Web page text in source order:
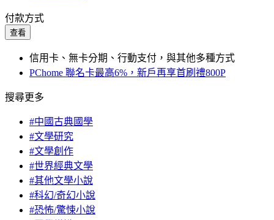
付款方式
查看
信用卡、無卡分期、行動支付，與其他多種方式
PChome 聯名卡最高6%，新戶再享首刷禮800P
搜尋更多
#中國古典國學
#文學研究
#文學創作
#世界經典文學
#其他文學小說
#科幻/奇幻小說
#恐怖/驚悚小說